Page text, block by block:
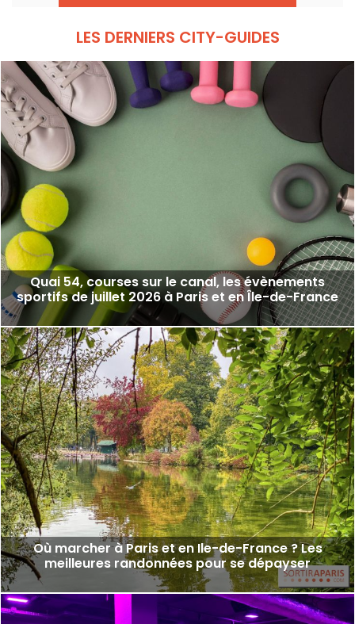
LES DERNIERS CITY-GUIDES
Quai 54, courses sur le canal, les évènements
sportifs de juillet 2026 à Paris et en Île-de-France
Où marcher à Paris et en Ile-de-France ? Les
meilleures randonnées pour se dépayser